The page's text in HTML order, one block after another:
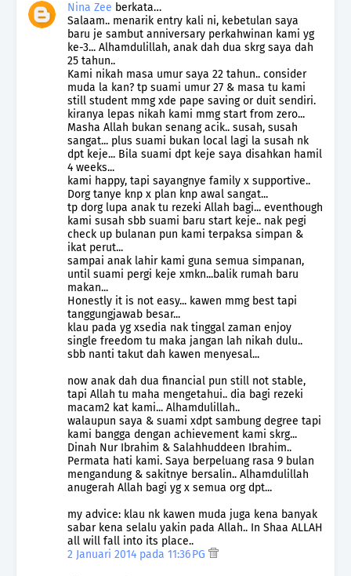
Nina Zee berkata…
Salaam.. menarik entry kali ni, kebetulan saya
baru je sambut anniversary perkahwinan kami yg
ke-3... Alhamdulillah, anak dah dua skrg saya dah
25 tahun..
Kami nikah masa umur saya 22 tahun.. consider
muda la kan? tp suami umur 27 & masa tu kami
still student mmg xde pape saving or duit sendiri.
kiranya lepas nikah kami mmg start from zero...
Masha Allah bukan senang acik.. susah, susah
sangat... plus suami bukan local lagi la susah nk
dpt keje... Bila suami dpt keje saya disahkan hamil
4 weeks...
kami happy, tapi sayangnye family x supportive..
Dorg tanye knp x plan knp awal sangat...
tp dorg lupa anak tu rezeki Allah bagi... eventhough
kami susah sbb suami baru start keje.. nak pegi
check up bulanan pun kami terpaksa simpan &
ikat perut...
sampai anak lahir kami guna semua simpanan,
until suami pergi keje xmkn...balik rumah baru
makan...
Honestly it is not easy... kawen mmg best tapi
tanggungjawab besar...
klau pada yg xsedia nak tinggal zaman enjoy
single freedom tu maka jangan lah nikah dulu..
sbb nanti takut dah kawen menyesal...
now anak dah dua financial pun still not stable,
tapi Allah tu maha mengetahui.. dia bagi rezeki
macam2 kat kami... Alhamdulillah..
walaupun saya & suami xdpt sambung degree tapi
kami bangga dengan achievement kami skrg...
Dinah Nur Ibrahim & Salahhuddeen Ibrahim..
Permata hati kami. Saya berpeluang rasa 9 bulan
mengandung & sakitnye bersalin.. Alhamdulillah
anugerah Allah bagi yg x semua org dpt...
my advice: klau nk kawen muda juga kena banyak
sabar kena selalu yakin pada Allah.. In Shaa ALLAH
all will fall into its place..
2 Januari 2014 pada 11:36 PG